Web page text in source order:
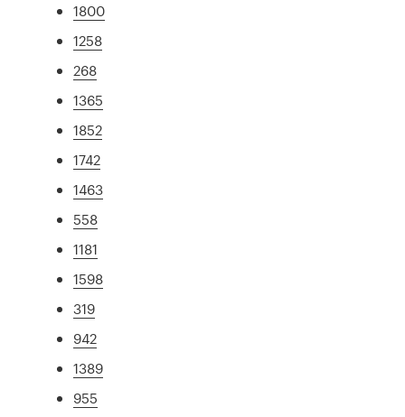
1800
1258
268
1365
1852
1742
1463
558
1181
1598
319
942
1389
955